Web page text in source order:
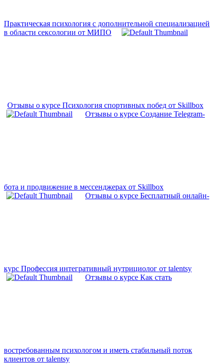
Практическая психология с дополнительной специализацией
в области сексологии от МИПО
Отзывы о курсе Психология спортивных побед от Skillbox
Отзывы о курсе Создание Telegram-
бота и продвижение в мессенджерах от Skillbox
Отзывы о курсе Бесплатный онлайн-
курс Профессия интегративный нутрициолог от talentsy
Отзывы о курсе Как стать
востребованным психологом и иметь стабильный поток
клиентов от talentsy